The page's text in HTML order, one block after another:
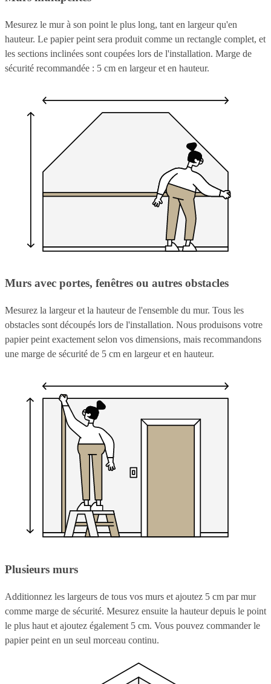
Mesurez le mur à son point le plus long, tant en largeur qu'en
hauteur. Le papier peint sera produit comme un rectangle complet, et
les sections inclinées sont coupées lors de l'installation. Marge de
sécurité recommandée : 5 cm en largeur et en hauteur.
Murs avec portes, fenêtres ou autres obstacles
Mesurez la largeur et la hauteur de l'ensemble du mur. Tous les
obstacles sont découpés lors de l'installation. Nous produisons votre
papier peint exactement selon vos dimensions, mais recommandons
une marge de sécurité de 5 cm en largeur et en hauteur.
Plusieurs murs
Additionnez les largeurs de tous vos murs et ajoutez 5 cm par mur
comme marge de sécurité. Mesurez ensuite la hauteur depuis le point
le plus haut et ajoutez également 5 cm. Vous pouvez commander le
papier peint en un seul morceau continu.